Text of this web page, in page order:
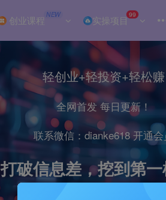
创业课程 NEW 实操项目99
轻创业+轻投资+轻松赚
全网首发 每日更新！
联系微信：dianke618 开通
打破信息差，挖到第